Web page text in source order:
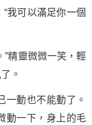
我可以滿足你一個
”精靈微微一笑，輕
。
一動也不能動了。
動一下，身上的毛